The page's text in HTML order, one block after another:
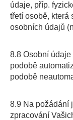
údaje, příp.
třetí osobě, která
osobních údajů
8.8 Osobní
podobě
podobě
8.9 Na požádání
zpracování